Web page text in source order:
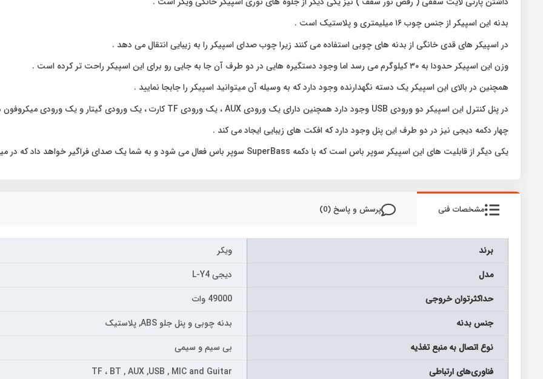
بدنه این اسپیکر از جنس چوب ۱۶ میلیمتری و پلاستیک است .
در اسپیکر های قدی خانگی از بدنه های چوبی استفاده می کنند زیرا چوب صدای اسپیکر را به زیبایی انتقال می دهد .
وزن این اسپیکر حدودا به ۳۰ کیلوگرم می رسد اما وجود دستگیره هایی در دو طرف آن جا به جایی رو برای این اسپیکر راحت تر کرده است .
همچنین در بالای این اسپیکر یک دسته نگهدارنده وجود دارد که به وسیله آن میتوانید اسپیکر را جابجا نمایید .
در پنل کنترل این اسپیکر دو ورودی USB وجود دارد همچنین دارای یک ورودی AUX ، یک ورودی TF کارت ، یک ورودی گیتار و یک ورودی میکروفون دارد .
چهار دکمه دیجی نیز در دو طرف این پنل وجود دارد که افکت های زیبایی ایجاد می کند .
یکی دیگر از قابلیت های این اسپیکر سوپر باس است که با دکمه SuperBass سوپر باس فعال می شود و به شما یک صدای فراگیر خواهد داد که در میهمانی ها و دور همی ها می تواند بسیار جالب باشد .
مشخصات فنی پرسش و پاسخ (0)
برند
ویکر
مدل
دیجی L-Y4
حداکثرتوان خروجی
49000 وات
جنس بدنه
بدنه چوبی و پنل جلو ABS, پلاستیک
نوع اتصال به منبع تغذیه
بی سیم و سیمی
فناوری‌های ارتباطی
TF ، BT , AUX ,USB , MIC and Guitar